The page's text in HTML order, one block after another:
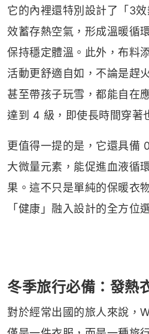
它的內裡還特別設計了「3
效蓄存熱空氣，形成溫暖循
保持穩定體溫。此外，布料
活動更舒適自如，不論是趕
甚至帶孩子玩雪，都能自在
達到 4 級，即使長時間穿著
更值得一提的是，它還具備
大微量元素，能促進血液循
果。這不只是單純的保暖衣
「健康」融入設計的全方位
冬季旅行必備：發熱
對於經常出國的旅人來說，